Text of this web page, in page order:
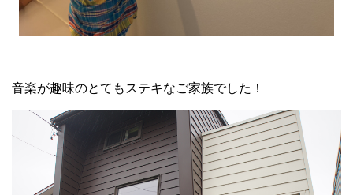
音楽が趣味のとてもステキなご家族でした！